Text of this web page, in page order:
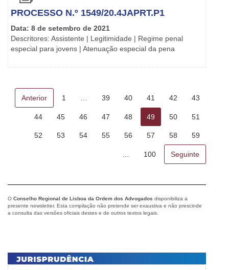
PROCESSO N.º 1549/20.4JAPRT.P1
Data: 8 de setembro de 2021
Descritores: Assistente | Legitimidade | Regime penal
especial para jovens | Atenuação especial da pena
Anterior 1 39 40 41 42 43
44 45 46 47 48 49 50 51
52 53 54 55 56 57 58 59
100 Seguinte
O Conselho Regional de Lisboa da Ordem dos Advogados disponibiliza a
presente newsletter. Esta compilação não pretende ser exaustiva e não prescinde
a consulta das versões oficiais destes e de outros textos legais.